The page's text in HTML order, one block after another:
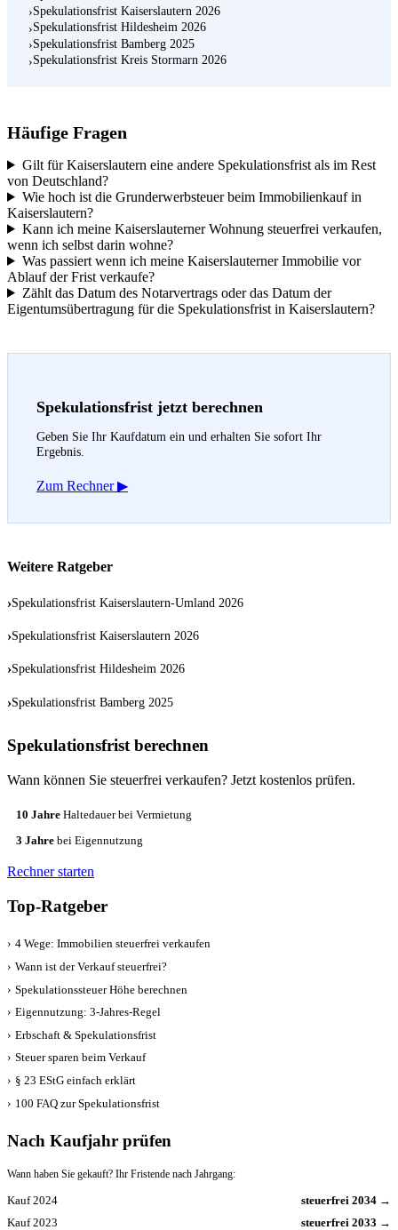
›Spekulationsfrist Kaiserslautern 2026
›Spekulationsfrist Hildesheim 2026
›Spekulationsfrist Bamberg 2025
›Spekulationsfrist Kreis Stormarn 2026
Häufige Fragen
Gilt für Kaiserslautern eine andere Spekulationsfrist als im Rest
von Deutschland?
Wie hoch ist die Grunderwerbsteuer beim Immobilienkauf in
Kaiserslautern?
Kann ich meine Kaiserslauterner Wohnung steuerfrei verkaufen,
wenn ich selbst darin wohne?
Was passiert wenn ich meine Kaiserslauterner Immobilie vor
Ablauf der Frist verkaufe?
Zählt das Datum des Notarvertrags oder das Datum der
Eigentumsübertragung für die Spekulationsfrist in Kaiserslautern?
Spekulationsfrist jetzt berechnen
Geben Sie Ihr Kaufdatum ein und erhalten Sie sofort Ihr
Ergebnis.
Zum Rechner ▶
Weitere Ratgeber
›Spekulationsfrist Kaiserslautern-Umland 2026
›Spekulationsfrist Kaiserslautern 2026
›Spekulationsfrist Hildesheim 2026
›Spekulationsfrist Bamberg 2025
Spekulationsfrist berechnen
Wann können Sie steuerfrei verkaufen? Jetzt kostenlos prüfen.
10 Jahre Haltedauer bei Vermietung
3 Jahre bei Eigennutzung
Rechner starten
Top-Ratgeber
› 4 Wege: Immobilien steuerfrei verkaufen
› Wann ist der Verkauf steuerfrei?
› Spekulationssteuer Höhe berechnen
› Eigennutzung: 3-Jahres-Regel
› Erbschaft & Spekulationsfrist
› Steuer sparen beim Verkauf
› § 23 EStG einfach erklärt
› 100 FAQ zur Spekulationsfrist
Nach Kaufjahr prüfen
Wann haben Sie gekauft? Ihr Fristende nach Jahrgang:
Kauf 2024
steuerfrei 2034 →
Kauf 2023
steuerfrei 2033 →